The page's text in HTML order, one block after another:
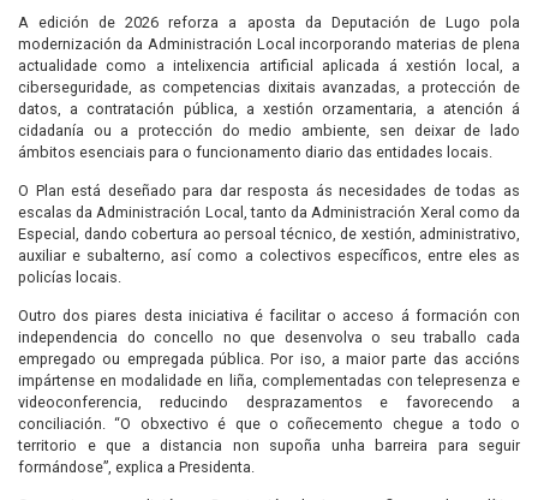
A edición de 2026 reforza a aposta da Deputación de Lugo pola
modernización da Administración Local incorporando materias de plena
actualidade como a intelixencia artificial aplicada á xestión local, a
ciberseguridade, as competencias dixitais avanzadas, a protección de
datos, a contratación pública, a xestión orzamentaria, a atención á
cidadanía ou a protección do medio ambiente, sen deixar de lado
ámbitos esenciais para o funcionamento diario das entidades locais.
O Plan está deseñado para dar resposta ás necesidades de todas as
escalas da Administración Local, tanto da Administración Xeral como da
Especial, dando cobertura ao persoal técnico, de xestión, administrativo,
auxiliar e subalterno, así como a colectivos específicos, entre eles as
policías locais.
Outro dos piares desta iniciativa é facilitar o acceso á formación con
independencia do concello no que desenvolva o seu traballo cada
empregado ou empregada pública. Por iso, a maior parte das accións
impártense en modalidade en liña, complementadas con telepresenza e
videoconferencia, reducindo desprazamentos e favorecendo a
conciliación. “O obxectivo é que o coñecemento chegue a todo o
territorio e que a distancia non supoña unha barreira para seguir
formándose”, explica a Presidenta.